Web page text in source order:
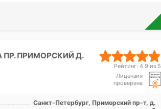
ПРИМОРСКИЙ Д.
Рейтинг: 4.9 из 5
Лицензия
проверена
Санкт-Петербург, Приморский пр-т, д.